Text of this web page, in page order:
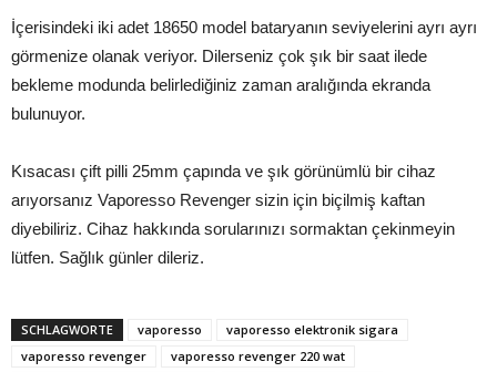
İçerisindeki iki adet 18650 model bataryanın seviyelerini ayrı ayrı
görmenize olanak veriyor. Dilerseniz çok şık bir saat ilede
bekleme modunda belirlediğiniz zaman aralığında ekranda
bulunuyor.
Kısacası çift pilli 25mm çapında ve şık görünümlü bir cihaz
arıyorsanız Vaporesso Revenger sizin için biçilmiş kaftan
diyebiliriz. Cihaz hakkında sorularınızı sormaktan çekinmeyin
lütfen. Sağlık günler dileriz.
SCHLAGWORTE vaporesso
vaporesso elektronik sigara
vaporesso revenger
vaporesso revenger 220 wat